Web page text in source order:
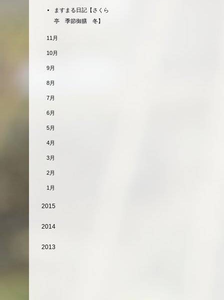
ますまる日記【さくら
亭 季節御膳 冬】
11月
10月
9月
8月
7月
6月
5月
4月
3月
2月
1月
2015
2014
2013